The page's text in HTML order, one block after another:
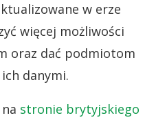
w erze
więcej możliwości
oraz dać podmiotom
danymi.
stronie brytyjskiego